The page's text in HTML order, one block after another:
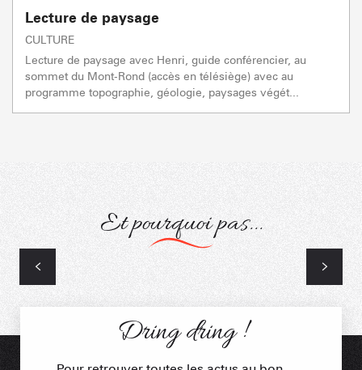
Lecture de paysage
CULTURE
Lecture de paysage avec Henri, guide conférencier, au
sommet du Mont-Rond (accès en télésiège) avec au
programme topographie, géologie, paysages végét...
Et pourquoi pas...
Dring dring !